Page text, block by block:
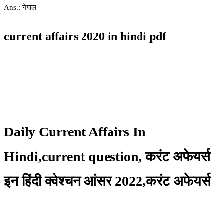
Ans.: नेपाल
current affairs 2020 in hindi pdf
Daily Current Affairs In
Hindi,current question, करंट अफेयर्स
इन हिंदी क्वेश्चन आंसर 2022,करंट अफेयर्स